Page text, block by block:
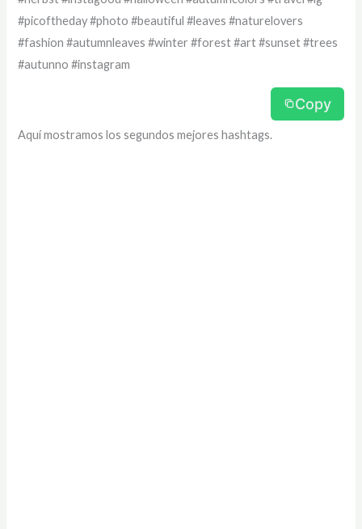
#picoftheday #photo #beautiful #leaves #naturelovers
#fashion #autumnleaves #winter #forest #art #sunset #trees
#autunno #instagram
Copy
Aquí mostramos los segundos mejores hashtags.